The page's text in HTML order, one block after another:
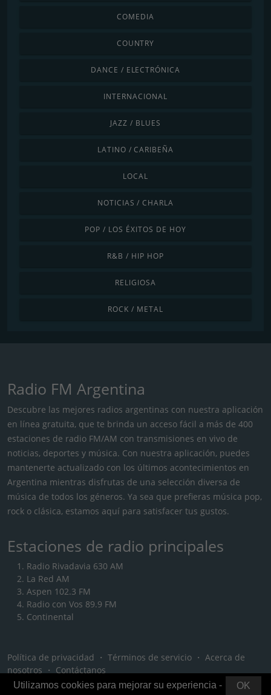
COMEDIA
COUNTRY
DANCE / ELECTRÓNICA
INTERNACIONAL
JAZZ / BLUES
LATINO / CARIBEÑA
LOCAL
NOTICIAS / CHARLA
POP / LOS ÉXITOS DE HOY
R&B / HIP HOP
RELIGIOSA
ROCK / METAL
Radio FM Argentina
Descubre las mejores radios argentinas con nuestra aplicación
en línea gratuita, que te brinda un acceso fácil a más de 400
estaciones de radio FM/AM con transmisiones en vivo de
noticias, deportes y música. Con nuestra aplicación, puedes
mantenerte actualizado con los últimos acontecimientos en
Argentina mientras disfrutas de una selección diversa de
música de todos los géneros. Ya sea que prefieras música pop,
rock o clásica, estamos aquí para satisfacer tus gustos.
Estaciones de radio principales
Radio Rivadavia 630 AM
La Red AM
Aspen 102.3 FM
Radio con Vos 89.9 FM
Continental
Política de privacidad ・ Términos de servicio ・ Acerca de
nosotros ・ Contáctanos
OK
Utilizamos cookies para mejorar su experiencia -